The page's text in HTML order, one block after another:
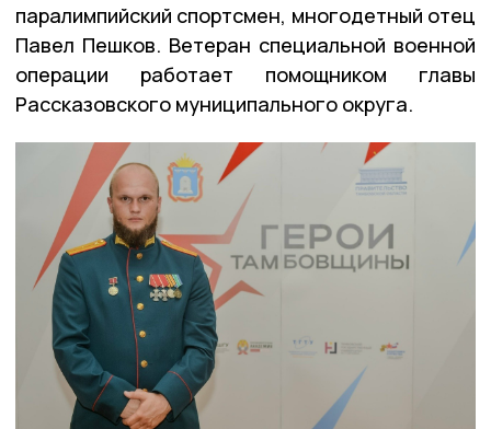
паралимпийский спортсмен, многодетный отец
Павел Пешков. Ветеран специальной военной
операции работает помощником главы
Рассказовского муниципального округа.